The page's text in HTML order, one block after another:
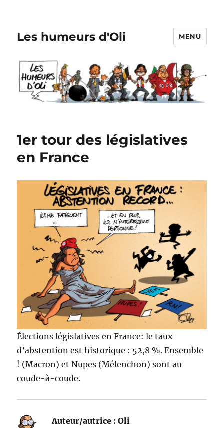
Les humeurs d'Oli MENU
1er tour des législatives
en France
Élections législatives en France: le taux
d’abstention est historique : 52,8 %. Ensemble
! (Macron) et Nupes (Mélenchon) sont au
coude-à-coude.
Auteur/autrice : Oli